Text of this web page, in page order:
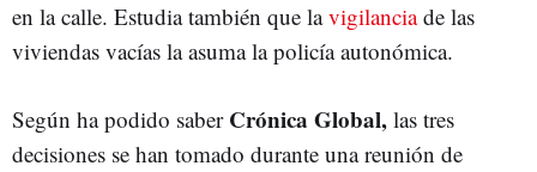
en la calle. Estudia también que lavigilanciade las
viviendas vacías la asuma la policía autonómica.
Según ha podido saberCrónica Global, las tres
decisiones se han tomado durante una reunión de